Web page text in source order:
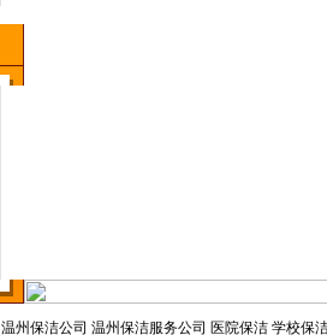
温州保洁公司 温州保洁服务公司 医院保洁 学校保